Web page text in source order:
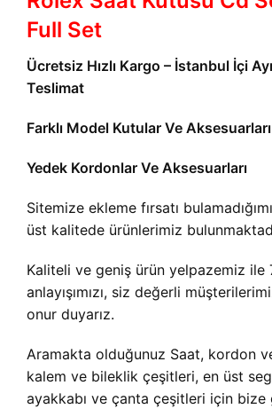
Full Set
Ücretsiz Hızlı Kargo – İstanbul İçi
Teslimat
Farklı Model Kutular Ve Aksesuarları
Yedek Kordonlar Ve Aksesuarları
Sitemize ekleme fırsatı
üst kalitede ürünlerimiz
Kaliteli ve geniş ürün yelpazemiz ile
anlayışımızı, siz değerli
onur duyarız.
Aramakta olduğunuz Saat, kordon
kalem ve bileklik çeşitleri, en üst
ayakkabı ve çanta çeşitleri için bize